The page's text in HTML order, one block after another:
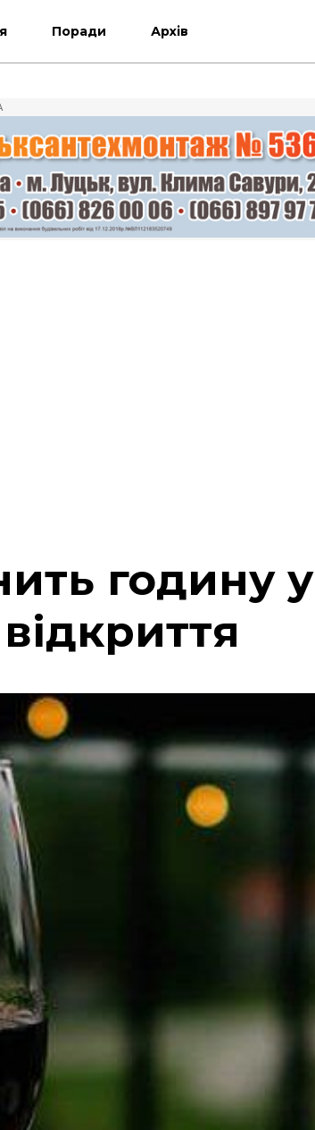
Поради Архів
годину у